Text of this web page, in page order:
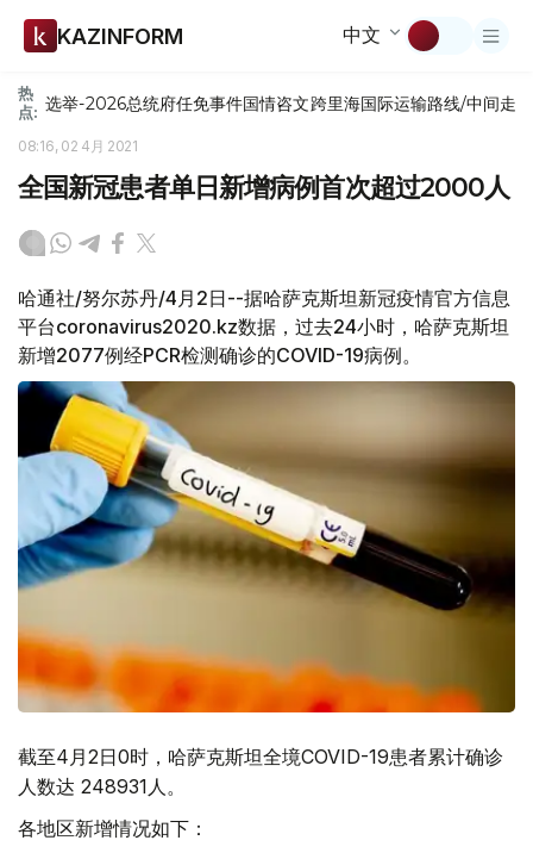
KAZINFORM 中文
热
点: 选举-2026总统府任免事件国情咨文跨里海国际运输路线/中间走廊
08:16, 02 4月 2021
全国新冠患者单日新增病例首次超过2000人
哈通社/努尔苏丹/4月2日--据哈萨克斯坦新冠疫情官方信息
平台coronavirus2020.kz数据，过去24小时，哈萨克斯坦
新增2077例经PCR检测确诊的COVID-19病例。
截至4月2日0时，哈萨克斯坦全境COVID-19患者累计确诊
人数达 248931人。
各地区新增情况如下：